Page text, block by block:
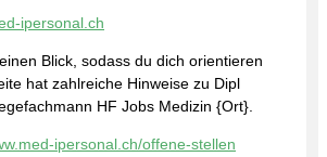
ipersonal.ch
Blick, sodass du dich orientieren
hat zahlreiche Hinweise zu Dipl
HF Jobs Medizin {Ort}.
ipersonal.ch/offene-stellen